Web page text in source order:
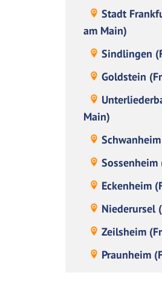
Stadt
am Main)
Sindlingen
Goldstein
Main)
Eckenheim
Niederursel
Zeilsheim
Praunheim